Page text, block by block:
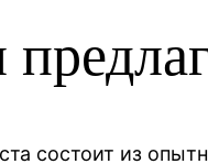
состоит из